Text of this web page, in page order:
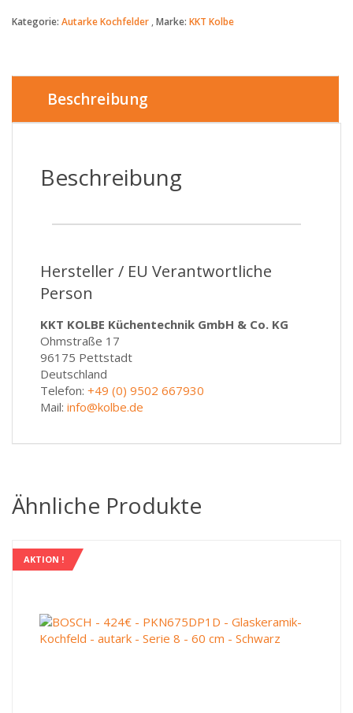
7705
-
cm
Edelstahlrahmen
Kategorie: Autarke Kochfelder Marke: KKT Kolbe
Beschreibung
Beschreibung
Hersteller / EU Verantwortliche
Person
KKT KOLBE Küchentechnik GmbH & Co. KG
Ohmstraße 17
96175 Pettstadt
Deutschland
Telefon: +49 (0) 9502 667930
Mail: info@kolbe.de
Ähnliche Produkte
AKTION !